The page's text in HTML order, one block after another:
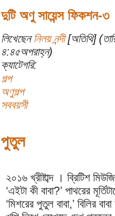
দুটি অণু সায়েন্স ফিকশন-৩
লিখেছেননিলয় নন্দী[অতিথি]
৪:৪৫অপরাহ্ন)
ক্যাটেগরি:
গল্প
অণুগল্প
সববয়সী
পুতুল
২০১৬ খ্রীষ্টাব্দ । ব্রিটিশ
‘এইটা কী বাবা?’ পাথরের
‘মিশরের পুতুল বাবা,’ বিলির